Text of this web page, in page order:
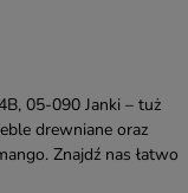
05-090 Janki – tuż
drewniane oraz
Znajdź nas łatwo